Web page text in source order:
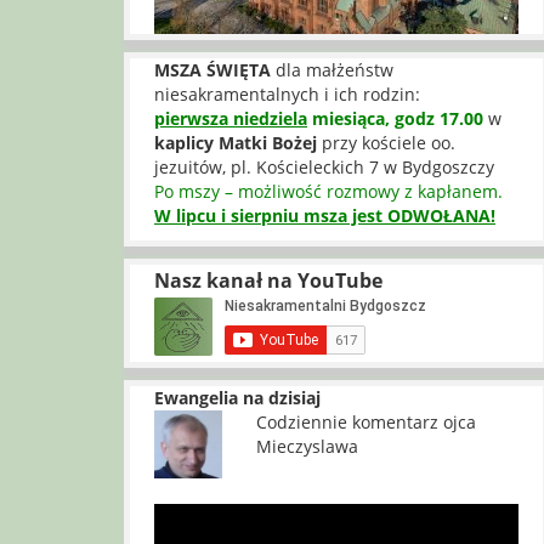
MSZA ŚWIĘTA dla małżeństw
niesakramentalnych i ich rodzin:
pierwsza niedziela miesiąca, godz 17.00 w
kaplicy Matki Bożej przy kościele oo.
jezuitów, pl. Kościeleckich 7 w Bydgoszczy
Po mszy – możliwość rozmowy z kapłanem.
W lipcu i sierpniu msza jest ODWOŁANA!
Nasz kanał na YouTube
Ewangelia na dzisiaj
Codziennie komentarz ojca
Mieczyslawa